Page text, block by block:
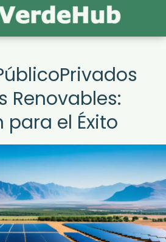
Renovables:
para el Éxito